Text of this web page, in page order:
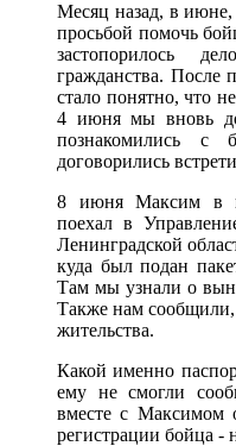
Месяц назад, в июне,
просьбой помочь
застопорилось
гражданства. После
стало понятно, что
4 июня мы вновь
познакомились с
договорились
8 июня Максим в
поехал в
Ленинградской
куда был подан
Там мы узнали о
Также нам сообщили,
жительства.
Какой именно
ему не смогли
вместе с Максимом
регистрации бойца -